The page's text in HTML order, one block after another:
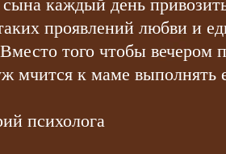
проявлений любви и
того чтобы вечером
мчится к маме выполнять
психолога